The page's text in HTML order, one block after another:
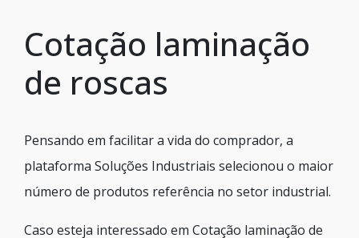
Cotação laminação
de roscas
Pensando em facilitar a vida do comprador, a
plataforma Soluções Industriais selecionou o maior
número de produtos referência no setor industrial.
Caso esteja interessado em Cotação laminação de